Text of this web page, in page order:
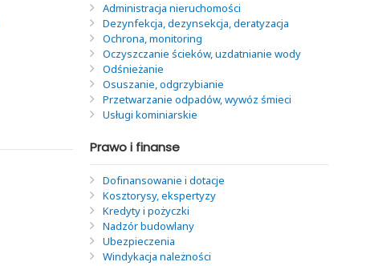
Administracja nieruchomości
Dezynfekcja, dezynsekcja, deratyzacja
Ochrona, monitoring
Oczyszczanie ścieków, uzdatnianie wody
Odśnieżanie
Osuszanie, odgrzybianie
Przetwarzanie odpadów, wywóz śmieci
Usługi kominiarskie
Prawo i finanse
Dofinansowanie i dotacje
Kosztorysy, ekspertyzy
Kredyty i pożyczki
Nadzór budowlany
Ubezpieczenia
Windykacja należności